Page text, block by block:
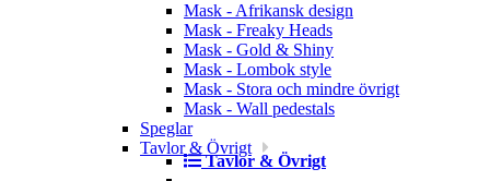
Mask - Afrikansk design
Mask - Freaky Heads
Mask - Gold & Shiny
Mask - Lombok style
Mask - Stora och mindre övrigt
Mask - Wall pedestals
Speglar
Tavlor & Övrigt
Tavlor & Övrigt